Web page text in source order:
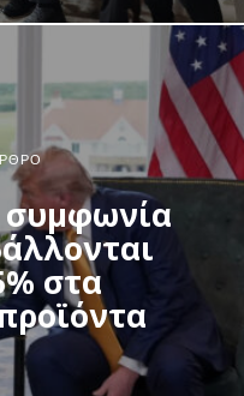
συμφωνία
στα